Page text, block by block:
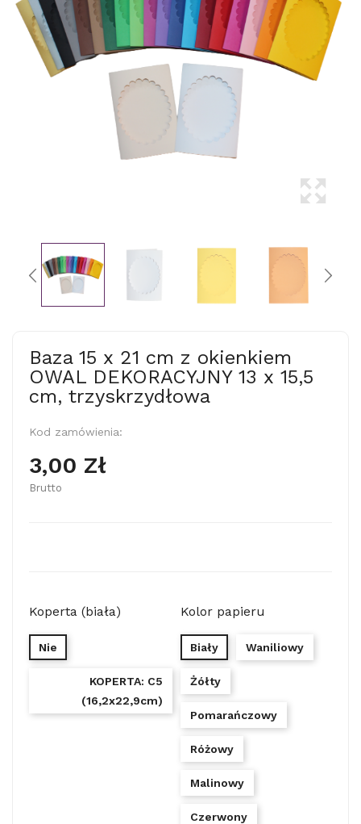
Baza 15 x 21 cm z okienkiem
OWAL DEKORACYJNY 13 x 15,5
cm, trzyskrzydłowa
Kod zamówienia:
3,00 Zł
Brutto
Koperta (biała)
Nie
KOPERTA: C5
(16,2x22,9cm)
Kolor papieru
Biały Waniliowy
Żółty
Pomarańczowy
Różowy
Malinowy
Czerwony